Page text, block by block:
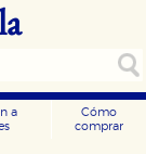
a
Cómo
comprar